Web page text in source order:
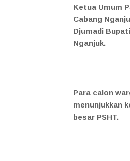
Ketua Umum
Cabang
Djumadi
Nganjuk.
Para calon
menunjukkan
besar PSHT.